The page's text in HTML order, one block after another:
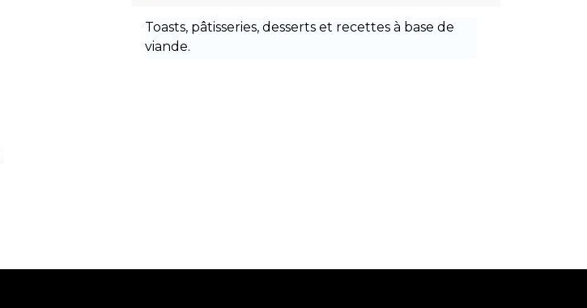
Toasts, pâtisseries, desserts et recettes à base de
viande.